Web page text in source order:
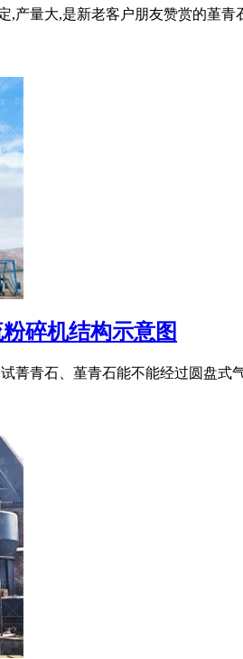
,产量大,是新老客户朋友赞赏的堇
碎机结构示意图
菁青石、堇青石能不能经过圆盘